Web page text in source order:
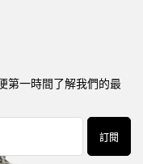
第一時間了解我們的最
訂閱